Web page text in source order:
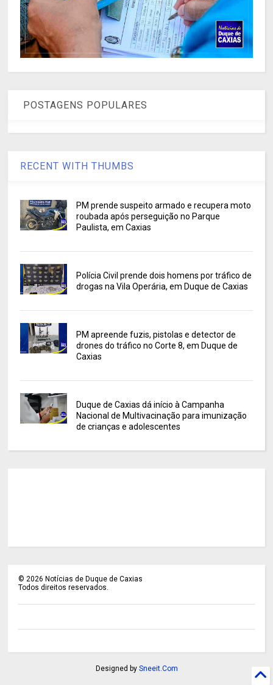
POSTAGENS POPULARES
RECENT WITH THUMBS
PM prende suspeito armado e recupera moto
roubada após perseguição no Parque
Paulista, em Caxias
Polícia Civil prende dois homens por tráfico de
drogas na Vila Operária, em Duque de Caxias
PM apreende fuzis, pistolas e detector de
drones do tráfico no Corte 8, em Duque de
Caxias
Duque de Caxias dá início à Campanha
Nacional de Multivacinação para imunização
de crianças e adolescentes
©2026 Notícias de Duque de Caxias
Todos direitos reservados.
Designed by Sneeit.Com